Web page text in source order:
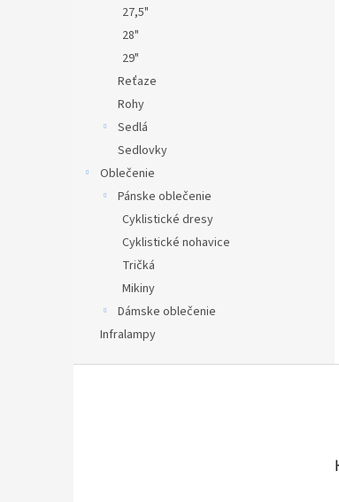
27,5"
28"
29"
Reťaze
Rohy
Sedlá
Sedlovky
Oblečenie
Pánske oblečenie
Cyklistické dresy
Cyklistické nohavice
Tričká
Mikiny
Dámske oblečenie
Infralampy